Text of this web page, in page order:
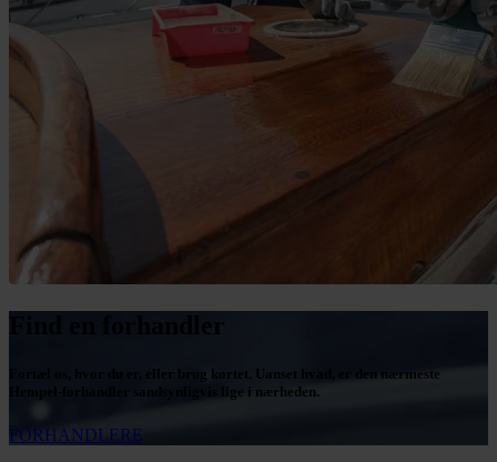
Find en forhandler
Fortæl os, hvor du er, eller brug kortet. Uanset hvad, er den nærmeste
Hempel-forhandler sandsynligvis lige i nærheden.
FORHANDLERE